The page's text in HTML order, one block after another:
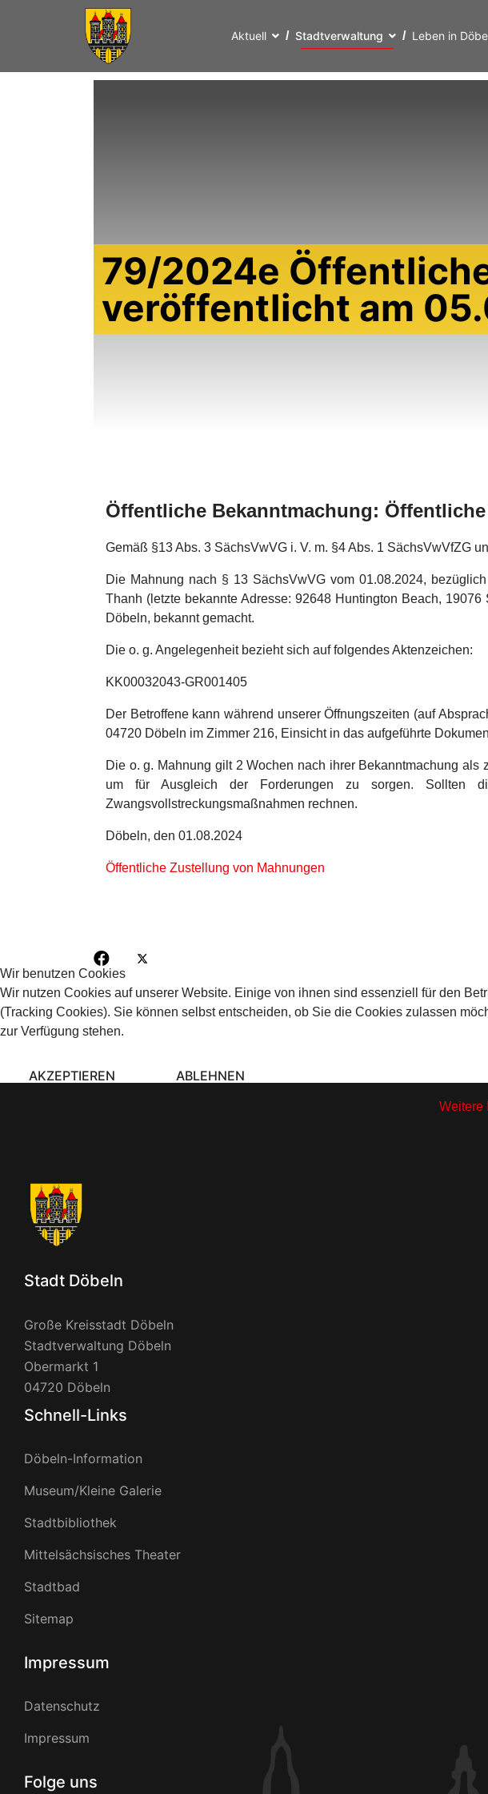
Aktuell Stadtverwaltung Leben in
79/2024e
veröffentlicht am
Öffentliche Bekanntmachung:
Gemäß §13 Abs. 3 SächsVwVG i. V. m. §4 Abs. 1 SächsVwVfZG
Die Mahnung nach § 13 SächsVwVG vom 01.08.2024,
Thanh (letzte bekannte Adresse: 92648 Huntington Beach,
Döbeln, bekannt gemacht.
Die o. g. Angelegenheit bezieht sich auf folgendes Aktenzeichen:
KK00032043-GR001405
Der Betroffene kann während unserer Öffnungszeiten (auf
04720 Döbeln im Zimmer 216, Einsicht in das aufgeführte
Die o. g. Mahnung gilt 2 Wochen nach ihrer Bekanntmachung
um für Ausgleich der Forderungen zu sorgen. Sollten
Zwangsvollstreckungsmaßnahmen rechnen.
Döbeln, den 01.08.2024
Öffentliche Zustellung von Mahnungen
Stadt Döbeln
Große Kreisstadt Döbeln
Stadtverwaltung Döbeln
Obermarkt 1
04720 Döbeln
Schnell-Links
Döbeln-Information
Museum/Kleine Galerie
Stadtbibliothek
Mittelsächsisches Theater
Stadtbad
Sitemap
Impressum
Datenschutz
Impressum
Folge uns
Wir benutzen Cookies
Wir nutzen Cookies auf unserer Website. Einige von ihnen sind essenziell für den
(Tracking Cookies). Sie können selbst entscheiden, ob Sie die Cookies zulassen
zur Verfügung stehen.
AKZEPTIEREN ABLEHNEN
Weitere